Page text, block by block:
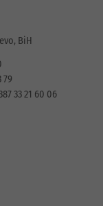
BiH
79
33 21 60 06